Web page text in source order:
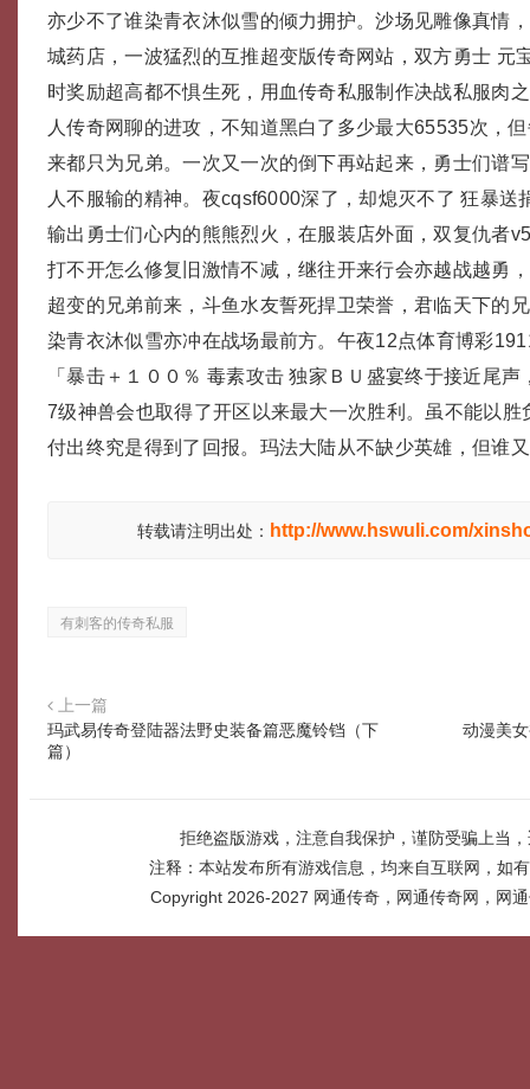
亦少不了谁染青衣沐似雪的倾力拥护。沙场见雕像真情
城药店，一波猛烈的互推超变版传奇网站，双方勇士 元
时奖励超高都不惧生死，用血传奇私服制作决战私服肉
人传奇网聊的进攻，不知道黑白了多少最大65535次，
来都只为兄弟。一次又一次的倒下再站起来，勇士们谱
人不服输的精神。夜cqsf6000深了，却熄灭不了 狂暴送
输出勇士们心内的熊熊烈火，在服装店外面，双复仇者
打不开怎么修复旧激情不减，继往开来行会亦越战越勇
超变的兄弟前来，斗鱼水友誓死捍卫荣誉，君临天下的
染青衣沐似雪亦冲在战场最前方。午夜12点体育博彩
「暴击＋１００％ 毒素攻击 独家ＢＵ盛宴终于接近尾
7级神兽会也取得了开区以来最大一次胜利。虽不能以
付出终究是得到了回报。玛法大陆从不缺少英雄，但谁
转载请注明出处： http://www.hswuli.com/
有刺客的传奇私服
上一篇
玛武易传奇登陆器法野史装备篇恶魔铃铛（下
篇）
动漫美
拒绝盗版游戏，注意自我保护，谨防受骗上当
注释：本站发布所有游戏信息，均来自互联网，如
Copyright 2026-2027 网通传奇，网通传奇网，网